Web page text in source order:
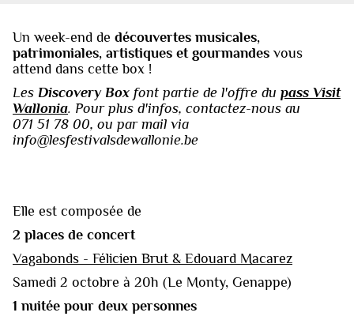
Un week-end de découvertes musicales,
patrimoniales, artistiques et gourmandes vous
attend dans cette box !‍‍
Les Discovery Box font partie de l'offre du pass Visit
Wallonia. Pour plus d'infos, contactez-nous au
071 51 78 00, ou par mail via
info@lesfestivalsdewallonie.be
Elle est composée de
2 places de concert
Vagabonds - Félicien Brut & Edouard Macarez
Samedi 2 octobre à 20h (Le Monty, Genappe)
1 nuitée pour deux personnes